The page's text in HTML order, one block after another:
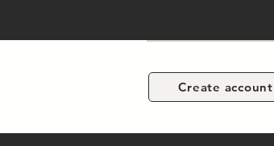
Create account